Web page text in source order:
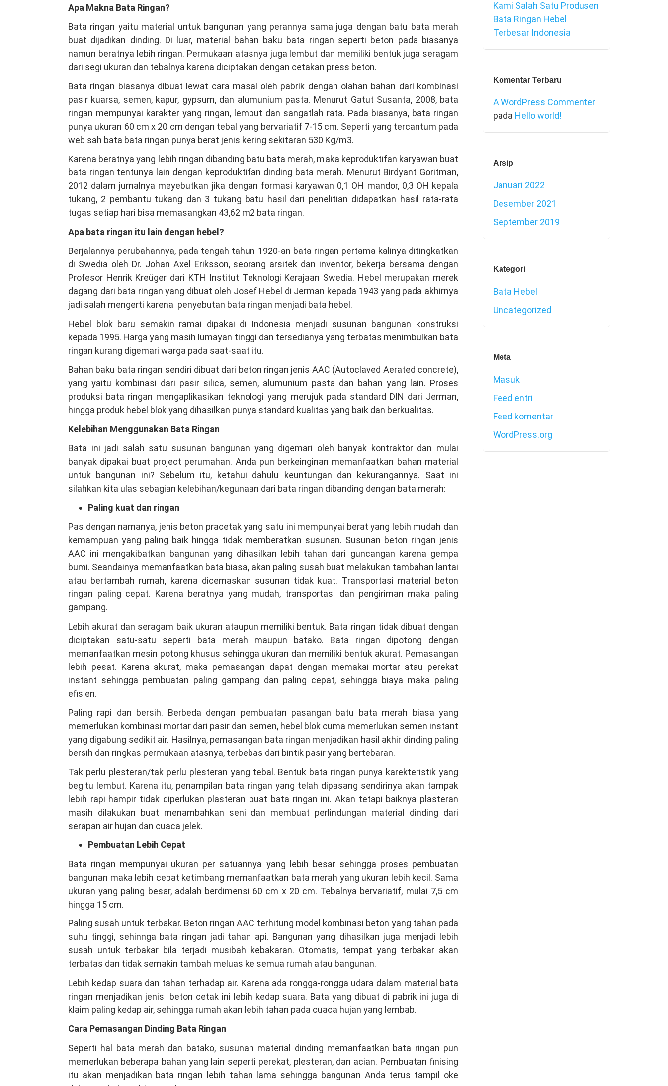
Apa Makna Bata Ringan?
Bata ringan yaitu material untuk bangunan yang perannya sama juga dengan batu bata merah
buat dijadikan dinding. Di luar, material bahan baku bata ringan seperti beton pada biasanya
namun beratnya lebih ringan. Permukaan atasnya juga lembut dan memiliki bentuk juga seragam
dari segi ukuran dan tebalnya karena diciptakan dengan cetakan press beton.
Bata ringan biasanya dibuat lewat cara masal oleh pabrik dengan olahan bahan dari kombinasi
pasir kuarsa, semen, kapur, gypsum, dan alumunium pasta. Menurut Gatut Susanta, 2008, bata
ringan mempunyai karakter yang ringan, lembut dan sangatlah rata. Pada biasanya, bata ringan
punya ukuran 60 cm x 20 cm dengan tebal yang bervariatif 7-15 cm. Seperti yang tercantum pada
web sah bata bata ringan punya berat jenis kering sekitaran 530 Kg/m3.
Karena beratnya yang lebih ringan dibanding batu bata merah, maka keproduktifan karyawan buat
bata ringan tentunya lain dengan keproduktifan dinding bata merah. Menurut Birdyant Goritman,
2012 dalam jurnalnya meyebutkan jika dengan formasi karyawan 0,1 OH mandor, 0,3 OH kepala
tukang, 2 pembantu tukang dan 3 tukang batu hasil dari penelitian didapatkan hasil rata-rata
tugas setiap hari bisa memasangkan 43,62 m2 bata ringan.
Apa bata ringan itu lain dengan hebel?
Berjalannya perubahannya, pada tengah tahun 1920-an bata ringan pertama kalinya ditingkatkan
di Swedia oleh Dr. Johan Axel Eriksson, seorang arsitek dan inventor, bekerja bersama dengan
Profesor Henrik Kreüger dari KTH Institut Teknologi Kerajaan Swedia. Hebel merupakan merek
dagang dari bata ringan yang dibuat oleh Josef Hebel di Jerman kepada 1943 yang pada akhirnya
jadi salah mengerti karena penyebutan bata ringan menjadi bata hebel.
Hebel blok baru semakin ramai dipakai di Indonesia menjadi susunan bangunan konstruksi
kepada 1995. Harga yang masih lumayan tinggi dan tersedianya yang terbatas menimbulkan bata
ringan kurang digemari warga pada saat-saat itu.
Bahan baku bata ringan sendiri dibuat dari beton ringan jenis AAC (Autoclaved Aerated concrete),
yang yaitu kombinasi dari pasir silica, semen, alumunium pasta dan bahan yang lain. Proses
produksi bata ringan mengaplikasikan teknologi yang merujuk pada standard DIN dari Jerman,
hingga produk hebel blok yang dihasilkan punya standard kualitas yang baik dan berkualitas.
Kelebihan Menggunakan Bata Ringan
Bata ini jadi salah satu susunan bangunan yang digemari oleh banyak kontraktor dan mulai
banyak dipakai buat project perumahan. Anda pun berkeinginan memanfaatkan bahan material
untuk bangunan ini? Sebelum itu, ketahui dahulu keuntungan dan kekurangannya. Saat ini
silahkan kita ulas sebagian kelebihan/kegunaan dari bata ringan dibanding dengan bata merah:
Paling kuat dan ringan
Pas dengan namanya, jenis beton pracetak yang satu ini mempunyai berat yang lebih mudah dan
kemampuan yang paling baik hingga tidak memberatkan susunan. Susunan beton ringan jenis
AAC ini mengakibatkan bangunan yang dihasilkan lebih tahan dari guncangan karena gempa
bumi. Seandainya memanfaatkan bata biasa, akan paling susah buat melakukan tambahan lantai
atau bertambah rumah, karena dicemaskan susunan tidak kuat. Transportasi material beton
ringan paling cepat. Karena beratnya yang mudah, transportasi dan pengiriman maka paling
gampang.
Lebih akurat dan seragam baik ukuran ataupun memiliki bentuk. Bata ringan tidak dibuat dengan
diciptakan satu-satu seperti bata merah maupun batako. Bata ringan dipotong dengan
memanfaatkan mesin potong khusus sehingga ukuran dan memiliki bentuk akurat. Pemasangan
lebih pesat. Karena akurat, maka pemasangan dapat dengan memakai mortar atau perekat
instant sehingga pembuatan paling gampang dan paling cepat, sehingga biaya maka paling
efisien.
Paling rapi dan bersih. Berbeda dengan pembuatan pasangan batu bata merah biasa yang
memerlukan kombinasi mortar dari pasir dan semen, hebel blok cuma memerlukan semen instant
yang digabung sedikit air. Hasilnya, pemasangan bata ringan menjadikan hasil akhir dinding paling
bersih dan ringkas permukaan atasnya, terbebas dari bintik pasir yang bertebaran.
Tak perlu plesteran/tak perlu plesteran yang tebal. Bentuk bata ringan punya karekteristik yang
begitu lembut. Karena itu, penampilan bata ringan yang telah dipasang sendirinya akan tampak
lebih rapi hampir tidak diperlukan plasteran buat bata ringan ini. Akan tetapi baiknya plasteran
masih dilakukan buat menambahkan seni dan membuat perlindungan material dinding dari
serapan air hujan dan cuaca jelek.
Pembuatan Lebih Cepat
Bata ringan mempunyai ukuran per satuannya yang lebih besar sehingga proses pembuatan
bangunan maka lebih cepat ketimbang memanfaatkan bata merah yang ukuran lebih kecil. Sama
ukuran yang paling besar, adalah berdimensi 60 cm x 20 cm. Tebalnya bervariatif, mulai 7,5 cm
hingga 15 cm.
Paling susah untuk terbakar. Beton ringan AAC terhitung model kombinasi beton yang tahan pada
suhu tinggi, sehinnga bata ringan jadi tahan api. Bangunan yang dihasilkan juga menjadi lebih
susah untuk terbakar bila terjadi musibah kebakaran. Otomatis, tempat yang terbakar akan
terbatas dan tidak semakin tambah meluas ke semua rumah atau bangunan.
Lebih kedap suara dan tahan terhadap air. Karena ada rongga-rongga udara dalam material bata
ringan menjadikan jenis beton cetak ini lebih kedap suara. Bata yang dibuat di pabrik ini juga di
klaim paling kedap air, sehingga rumah akan lebih tahan pada cuaca hujan yang lembab.
Cara Pemasangan Dinding Bata Ringan
Seperti hal bata merah dan batako, susunan material dinding memanfaatkan bata ringan pun
memerlukan beberapa bahan yang lain seperti perekat, plesteran, dan acian. Pembuatan finising
itu akan menjadikan bata ringan lebih tahan lama sehingga bangunan Anda terus tampil oke
Kami Salah Satu Produsen
Bata Ringan Hebel
Terbesar Indonesia
Komentar Terbaru
A WordPress Commenter
pada Hello world!
Arsip
Januari 2022
Desember 2021
September 2019
Kategori
Bata Hebel
Uncategorized
Meta
Masuk
Feed entri
Feed komentar
WordPress.org